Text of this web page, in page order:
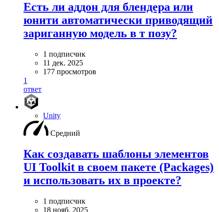
Есть ли аддон для блендера или
юнити автоматически приводящий
зариганную модель в т позу?
1 подписчик
11 дек. 2025
177 просмотров
1
ответ
Unity
Средний
Как создавать шаблоны элементов
UI Toolkit в своем пакете (Packages)
и использовать их в проекте?
1 подписчик
18 нояб. 2025